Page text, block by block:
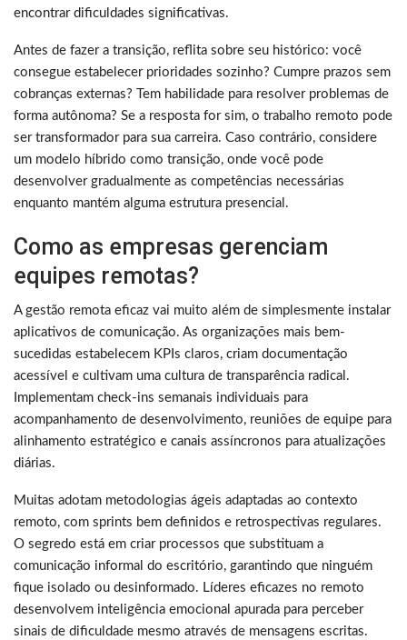
encontrar dificuldades significativas.
Antes de fazer a transição, reflita sobre seu histórico: você
consegue estabelecer prioridades sozinho? Cumpre prazos sem
cobranças externas? Tem habilidade para resolver problemas de
forma autônoma? Se a resposta for sim, o trabalho remoto pode
ser transformador para sua carreira. Caso contrário, considere
um modelo híbrido como transição, onde você pode
desenvolver gradualmente as competências necessárias
enquanto mantém alguma estrutura presencial.
Como as empresas gerenciam
equipes remotas?
A gestão remota eficaz vai muito além de simplesmente instalar
aplicativos de comunicação. As organizações mais bem-
sucedidas estabelecem KPIs claros, criam documentação
acessível e cultivam uma cultura de transparência radical.
Implementam check-ins semanais individuais para
acompanhamento de desenvolvimento, reuniões de equipe para
alinhamento estratégico e canais assíncronos para atualizações
diárias.
Muitas adotam metodologias ágeis adaptadas ao contexto
remoto, com sprints bem definidos e retrospectivas regulares.
O segredo está em criar processos que substituam a
comunicação informal do escritório, garantindo que ninguém
fique isolado ou desinformado. Líderes eficazes no remoto
desenvolvem inteligência emocional apurada para perceber
sinais de dificuldade mesmo através de mensagens escritas.